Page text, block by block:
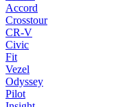
Accord
Crosstour
CR-V
Civic
Fit
Vezel
Odyssey
Pilot